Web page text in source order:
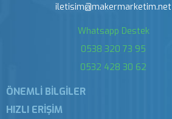
iletisim@makermarketim.net
Whatsapp Destek
0538 320 73 95
0532 428 30 62
ÖNEMLI BILGILER
HIZLI ERIŞIM